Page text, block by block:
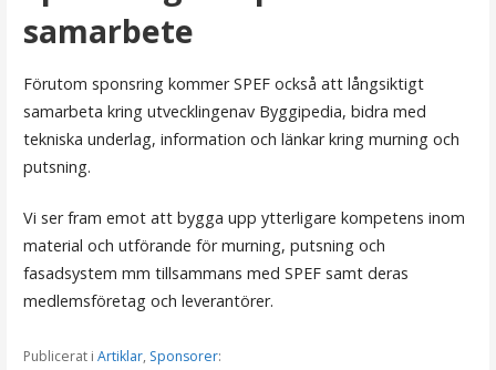
samarbete
Förutom sponsring kommer SPEF också att långsiktigt
samarbeta kring utvecklingenav Byggipedia, bidra med
tekniska underlag, information och länkar kring murning och
putsning.
Vi ser fram emot att bygga upp ytterligare kompetens inom
material och utförande för murning, putsning och
fasadsystem mm tillsammans med SPEF samt deras
medlemsföretag och leverantörer.
Publicerat i Artiklar, Sponsorer: